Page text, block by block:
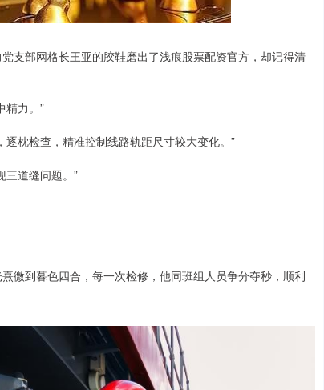
支部网格长王亚的胶鞋磨出了浅痕股票配资官方，却记得清
精力。”
枕检查，精准控制线路轨距尺寸较大变化。”
三道缝问题。”
微到暮色四合，每一次检修，他同班组人员争分夺秒，顺利